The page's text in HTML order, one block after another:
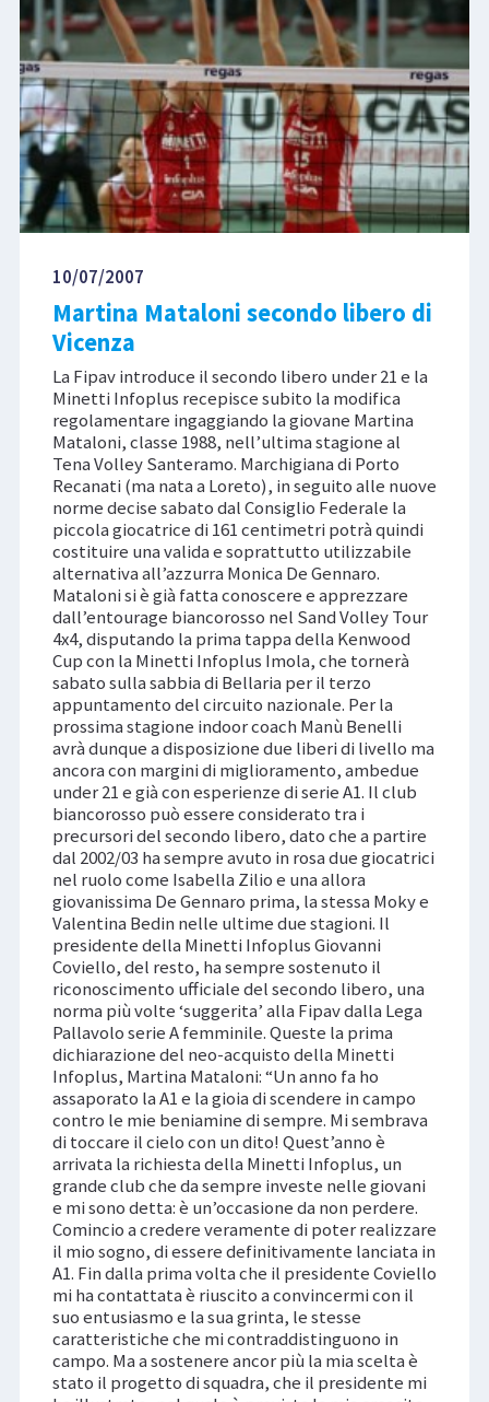
10/07/2007
Martina Mataloni secondo libero di
Vicenza
La Fipav introduce il secondo libero under 21 e la
Minetti Infoplus recepisce subito la modifica
regolamentare ingaggiando la giovane Martina
Mataloni, classe 1988, nell’ultima stagione al
Tena Volley Santeramo. Marchigiana di Porto
Recanati (ma nata a Loreto), in seguito alle nuove
norme decise sabato dal Consiglio Federale la
piccola giocatrice di 161 centimetri potrà quindi
costituire una valida e soprattutto utilizzabile
alternativa all’azzurra Monica De Gennaro.
Mataloni si è già fatta conoscere e apprezzare
dall’entourage biancorosso nel Sand Volley Tour
4x4, disputando la prima tappa della Kenwood
Cup con la Minetti Infoplus Imola, che tornerà
sabato sulla sabbia di Bellaria per il terzo
appuntamento del circuito nazionale. Per la
prossima stagione indoor coach Manù Benelli
avrà dunque a disposizione due liberi di livello ma
ancora con margini di miglioramento, ambedue
under 21 e già con esperienze di serie A1. Il club
biancorosso può essere considerato tra i
precursori del secondo libero, dato che a partire
dal 2002/03 ha sempre avuto in rosa due giocatrici
nel ruolo come Isabella Zilio e una allora
giovanissima De Gennaro prima, la stessa Moky e
Valentina Bedin nelle ultime due stagioni. Il
presidente della Minetti Infoplus Giovanni
Coviello, del resto, ha sempre sostenuto il
riconoscimento ufficiale del secondo libero, una
norma più volte ‘suggerita’ alla Fipav dalla Lega
Pallavolo serie A femminile. Queste la prima
dichiarazione del neo-acquisto della Minetti
Infoplus, Martina Mataloni: “Un anno fa ho
assaporato la A1 e la gioia di scendere in campo
contro le mie beniamine di sempre. Mi sembrava
di toccare il cielo con un dito! Quest’anno è
arrivata la richiesta della Minetti Infoplus, un
grande club che da sempre investe nelle giovani
e mi sono detta: è un’occasione da non perdere.
Comincio a credere veramente di poter realizzare
il mio sogno, di essere definitivamente lanciata in
A1. Fin dalla prima volta che il presidente Coviello
mi ha contattata è riuscito a convincermi con il
suo entusiasmo e la sua grinta, le stesse
caratteristiche che mi contraddistinguono in
campo. Ma a sostenere ancor più la mia scelta è
stato il progetto di squadra, che il presidente mi